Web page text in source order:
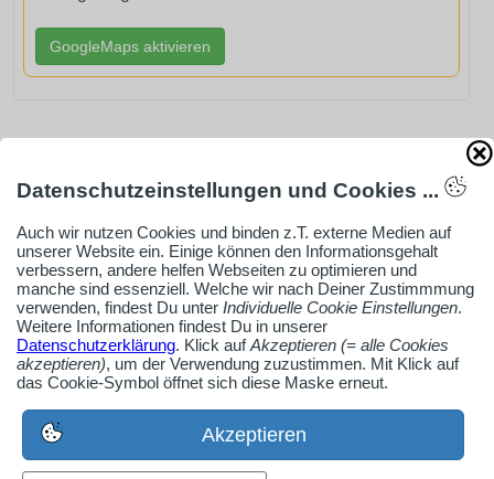
GoogleMaps aktivieren
AdSense smARTe inArticle-Anzeige aktivieren
Ob Solo-Selbsständiger, Handwerksbetrieb oder
Industrieunternehmen
Erstelle jetzt ein gratis Firmenprofil für dein Unternehmen:
jetzt registrieren
Medien-Galerie
Bilder, PDFs, Audio, Video
Datenschutzeinstellungen und Cookies ...
Auch wir nutzen Cookies und binden z.T. externe Medien auf
unserer Website ein. Einige können den Informationsgehalt
verbessern, andere helfen Webseiten zu optimieren und
manche sind essenziell. Welche wir nach Deiner Zustimmmung
verwenden, findest Du unter Individuelle Cookie Einstellungen.
Weitere Informationen findest Du in unserer
Datenschutzerklärung. Klick aufAkzeptieren (= alle Cookies
akzeptieren), um der Verwendung zuzustimmen. Mit Klick auf
das Cookie-Symbol öffnet sich diese Maske erneut.
Akzeptieren